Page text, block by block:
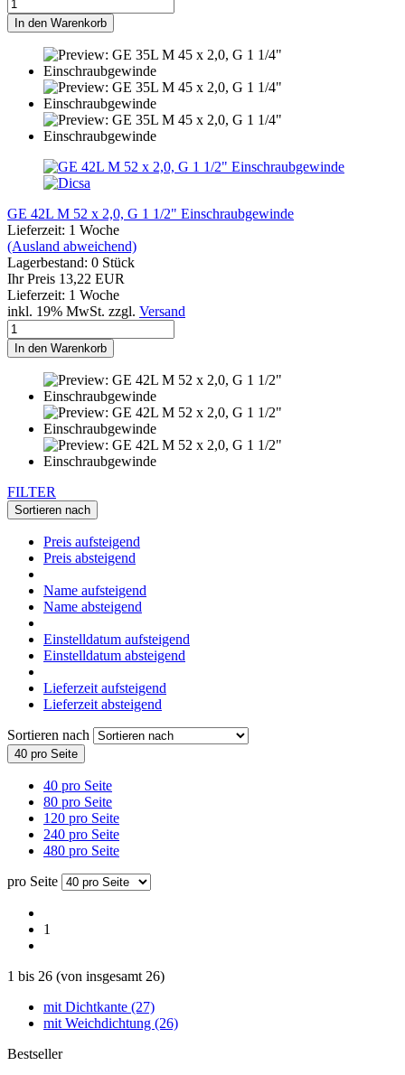
In den Warenkorb
GE 42L M 52 x 2,0, G 1 1/2" Einschraubgewinde
Lieferzeit: 1 Woche
(Ausland abweichend)
Lagerbestand: 0 Stück
Ihr Preis 13,22 EUR
Lieferzeit: 1 Woche
inkl. 19% MwSt. zzgl. Versand
In den Warenkorb
FILTER
Sortieren nach
Preis aufsteigend
Preis absteigend
Name aufsteigend
Name absteigend
Einstelldatum aufsteigend
Einstelldatum absteigend
Lieferzeit aufsteigend
Lieferzeit absteigend
Sortieren nach
40 pro Seite
40 pro Seite
80 pro Seite
120 pro Seite
240 pro Seite
480 pro Seite
pro Seite
1
1 bis 26 (von insgesamt 26)
mit Dichtkante (27)
mit Weichdichtung (26)
Bestseller